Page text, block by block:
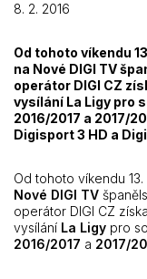
8. 2. 2016
Od tohoto víkendu
na Nové DIGI TV
operátor DIGI CZ
vysílání La Ligy pro
2016/2017 a 2017/
Digisport 3 HD a
Od tohoto víkendu
Nové DIGI TV
operátor DIGI CZ
vysílání La Ligy pro
2016/2017 a 2017/